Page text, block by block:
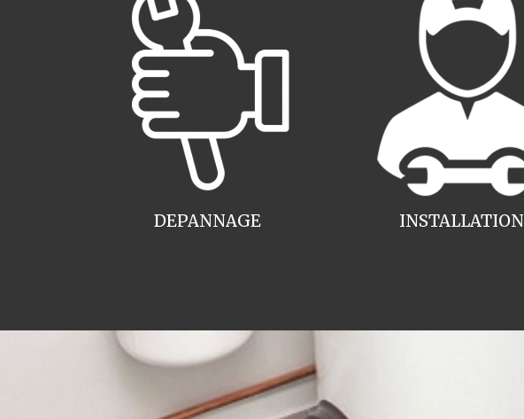
INSTALLATION
DEPANNAGE